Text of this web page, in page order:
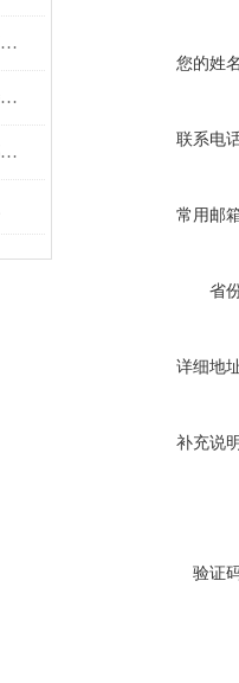
细菌过滤测试仪基础知识，一篇搞定
织物感应式静电测检仪的这些特点很少有人都知道
您想了解的手套耐切割测试仪都在这里了
您的姓
联系电
常用邮
省
详细地
补充说
验证